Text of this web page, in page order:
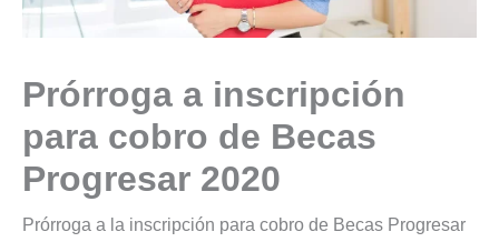
Prórroga a inscripción
para cobro de Becas
Progresar 2020
Prórroga a la inscripción para cobro de Becas Progresar